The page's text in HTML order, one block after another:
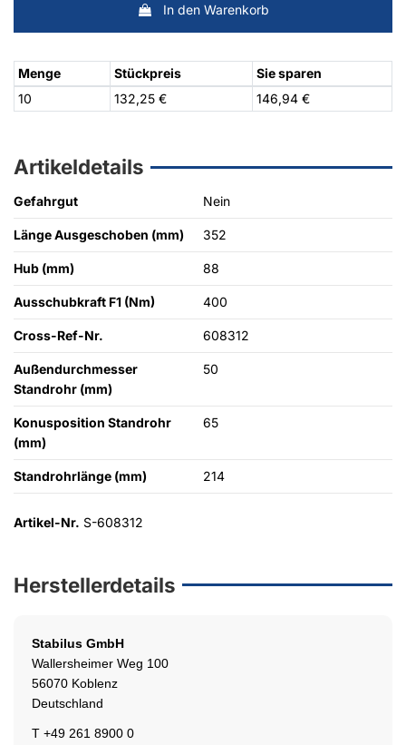
In den Warenkorb
Menge Stückpreis
Sie sparen
10
132,25 € 146,94 €
Artikeldetails
Gefahrgut Nein
Länge Ausgeschoben (mm) 352
Hub (mm) 88
Ausschubkraft F1 (Nm) 400
Cross-Ref-Nr. 608312
Außendurchmesser
Standrohr (mm)
50
Konusposition Standrohr
(mm)
65
Standrohrlänge (mm) 214
Artikel-Nr. S-608312
Herstellerdetails
Stabilus GmbH
Wallersheimer Weg 100
56070 Koblenz
Deutschland
T +49 261 8900 0